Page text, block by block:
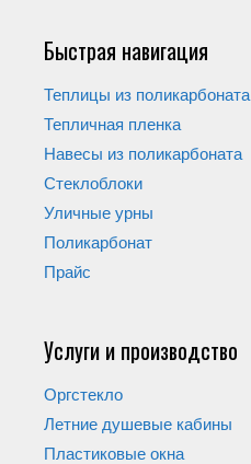
Быстрая навигация
Теплицы из поликарбоната
Тепличная пленка
Навесы из поликарбоната
Стеклоблоки
Уличные урны
Поликарбонат
Прайс
Услуги и производство
Оргстекло
Летние душевые кабины
Пластиковые окна